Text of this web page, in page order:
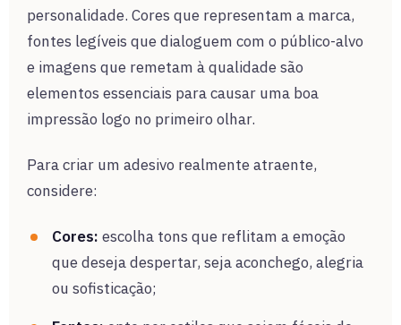
personalidade. Cores que representam a marca,
fontes legíveis que dialoguem com o público-alvo
e imagens que remetam à qualidade são
elementos essenciais para causar uma boa
impressão logo no primeiro olhar.
Para criar um adesivo realmente atraente,
considere:
Cores: escolha tons que reflitam a emoção
que deseja despertar, seja aconchego, alegria
ou sofisticação;